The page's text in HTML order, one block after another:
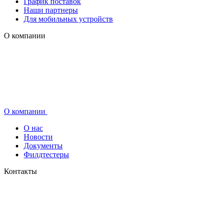
Наши партнеры
Для мобильных устройств
О компании
О компании
О нас
Новости
Документы
Филдтестеры
Контакты